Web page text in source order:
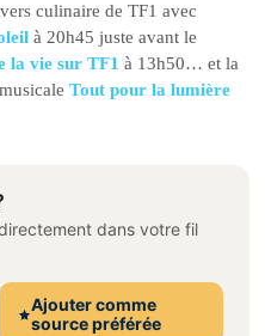
culinaire de TF1 avec
à 20h45 juste avant le
la vie sur TF1 à 13h50… et la
Tout pour la lumière
dans votre fil
Ajouter comme
source préférée